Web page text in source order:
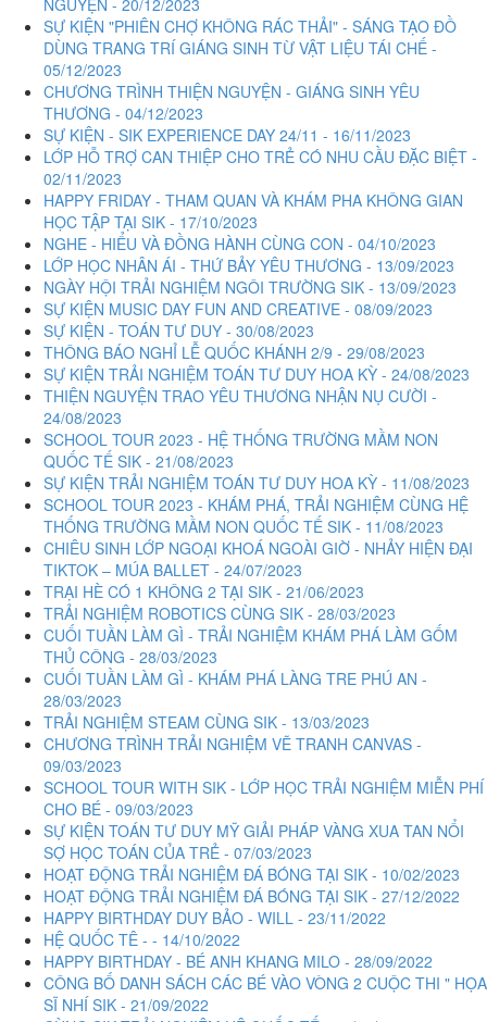
SỰ KIỆN "PHIÊN CHỢ KHÔNG RÁC THẢI" - SÁNG TẠO ĐỒ
DÙNG TRANG TRÍ GIÁNG SINH TỪ VẬT LIỆU TÁI CHẾ -
05/12/2023
CHƯƠNG TRÌNH THIỆN NGUYỆN - GIÁNG SINH YÊU
THƯƠNG - 04/12/2023
SỰ KIỆN - SIK EXPERIENCE DAY 24/11 - 16/11/2023
LỚP HỖ TRỢ CAN THIỆP CHO TRẺ CÓ NHU CẦU ĐẶC BIỆT -
02/11/2023
HAPPY FRIDAY - THAM QUAN VÀ KHÁM PHA KHÔNG GIAN
HỌC TẬP TẠI SIK - 17/10/2023
NGHE - HIỂU VÀ ĐỒNG HÀNH CÙNG CON - 04/10/2023
LỚP HỌC NHÂN ÁI - THỨ BẢY YÊU THƯƠNG - 13/09/2023
NGÀY HỘI TRẢI NGHIỆM NGÔI TRƯỜNG SIK - 13/09/2023
SỰ KIỆN MUSIC DAY FUN AND CREATIVE - 08/09/2023
SỰ KIỆN - TOÁN TƯ DUY - 30/08/2023
THÔNG BÁO NGHỈ LỄ QUỐC KHÁNH 2/9 - 29/08/2023
SỰ KIỆN TRẢI NGHIỆM TOÁN TƯ DUY HOA KỲ - 24/08/2023
THIỆN NGUYỆN TRAO YÊU THƯƠNG NHẬN NỤ CƯỜI -
24/08/2023
SCHOOL TOUR 2023 - HỆ THỐNG TRƯỜNG MẦM NON
QUỐC TẾ SIK - 21/08/2023
SỰ KIỆN TRẢI NGHIỆM TOÁN TƯ DUY HOA KỲ - 11/08/2023
SCHOOL TOUR 2023 - KHÁM PHÁ, TRẢI NGHIỆM CÙNG HỆ
THỐNG TRƯỜNG MẦM NON QUỐC TẾ SIK - 11/08/2023
CHIÊU SINH LỚP NGOẠI KHOÁ NGOÀI GIỜ - NHẢY HIỆN ĐẠI
TIKTOK – MÚA BALLET - 24/07/2023
TRẠI HÈ CÓ 1 KHÔNG 2 TẠI SIK - 21/06/2023
TRẢI NGHIỆM ROBOTICS CÙNG SIK - 28/03/2023
CUỐI TUẦN LÀM GÌ - TRẢI NGHIỆM KHÁM PHÁ LÀM GỐM
THỦ CÔNG - 28/03/2023
CUỐI TUẦN LÀM GÌ - KHÁM PHÁ LÀNG TRE PHÚ AN -
28/03/2023
TRẢI NGHIỆM STEAM CÙNG SIK - 13/03/2023
CHƯƠNG TRÌNH TRẢI NGHIỆM VẼ TRANH CANVAS -
09/03/2023
SCHOOL TOUR WITH SIK - LỚP HỌC TRẢI NGHIỆM MIỄN PHÍ
CHO BÉ - 09/03/2023
SỰ KIỆN TOÁN TƯ DUY MỸ GIẢI PHÁP VÀNG XUA TAN NỔI
SỢ HỌC TOÁN CỦA TRẺ - 07/03/2023
HOẠT ĐỘNG TRẢI NGHIỆM ĐÁ BÓNG TẠI SIK - 10/02/2023
HOẠT ĐỘNG TRẢI NGHIỆM ĐÁ BÓNG TẠI SIK - 27/12/2022
HAPPY BIRTHDAY DUY BẢO - WILL - 23/11/2022
HỆ QUỐC TÊ - - 14/10/2022
HAPPY BIRTHDAY - BÉ ANH KHANG MILO - 28/09/2022
CÔNG BỐ DANH SÁCH CÁC BÉ VÀO VÒNG 2 CUỘC THI " HỌA
SĨ NHÍ SIK - 21/09/2022